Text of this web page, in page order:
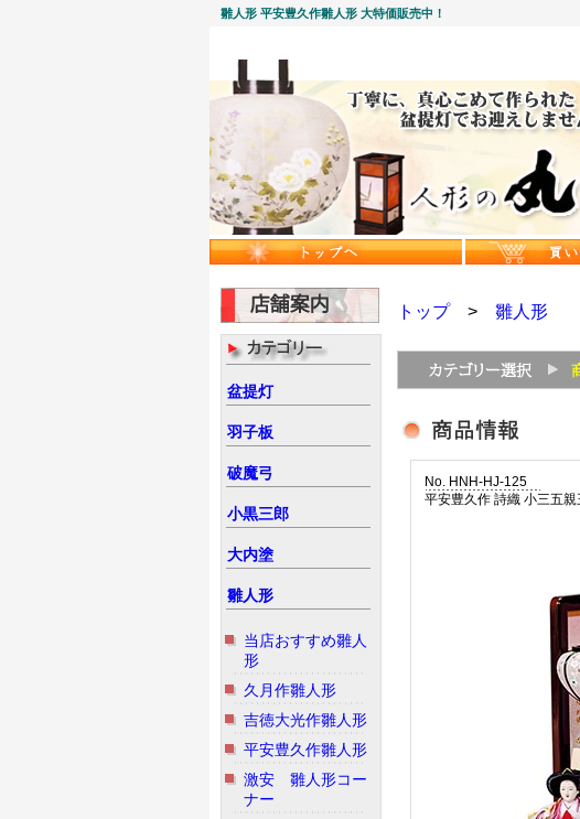
雛人形 平安豊久作雛人形 大特価販売中！
盆提灯
羽子板
破魔弓
小黒三郎
大内塗
雛人形
当店おすすめ雛人
形
久月作雛人形
吉徳大光作雛人形
平安豊久作雛人形
激安 雛人形コー
ナー
トップ> 雛人形
No. HNH-HJ-125
平安豊久作 詩織 小三五